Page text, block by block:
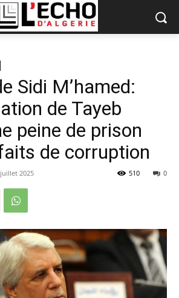
Sidi M’hamed:
de Tayeb
peine de prison
de corruption
2025 0
510